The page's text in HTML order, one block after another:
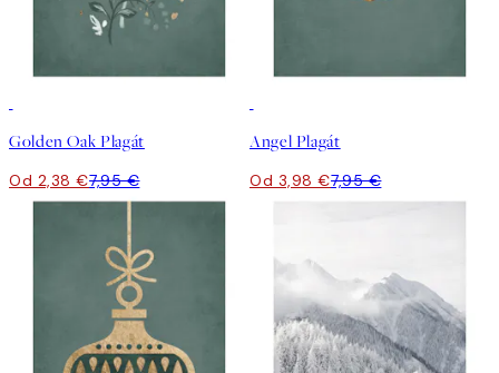
Golden Oak Plagát
Od 2,38 €7,95 €
Angel Plagát
Od 3,98 €7,95 €